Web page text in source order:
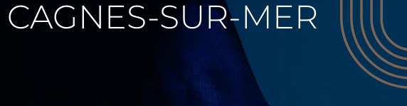
CAGNES-SUR-MER